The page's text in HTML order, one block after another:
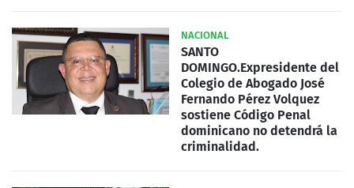
NACIONAL
SANTO
DOMINGO.Expresidente del
Colegio de Abogado José
Fernando Pérez Volquez
sostiene Código Penal
dominicano no detendrá la
criminalidad.